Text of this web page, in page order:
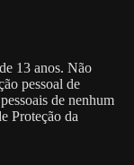
13 anos. Não
pessoal de
de nenhum
Proteção da